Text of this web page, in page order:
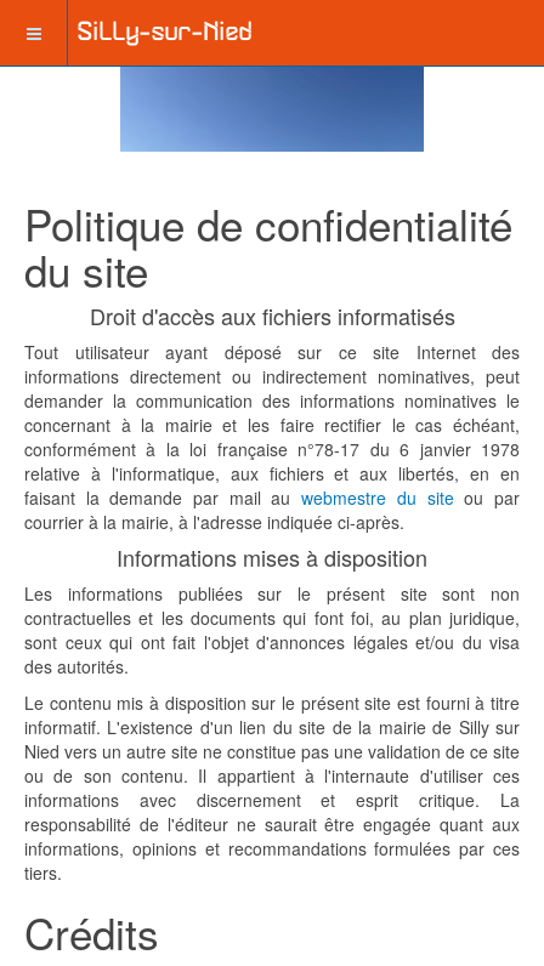
Politique de confidentialité
du site
Droit d'accès aux fichiers informatisés
Tout utilisateur ayant déposé sur ce site Internet des
informations directement ou indirectement nominatives, peut
demander la communication des informations nominatives le
concernant à la mairie et les faire rectifier le cas échéant,
conformément à la loi française n°78-17 du 6 janvier 1978
relative à l'informatique, aux fichiers et aux libertés, en en
faisant la demande par mail auwebmestre du siteou par
courrier à la mairie, à l'adresse indiquée ci-après.
Informations mises à disposition
Les informations publiées sur le présent site sont non
contractuelles et les documents qui font foi, au plan juridique,
sont ceux qui ont fait l'objet d'annonces légales et/ou du visa
des autorités.
Le contenu mis à disposition sur le présent site est fourni à titre
informatif. L'existence d'un lien du site de la mairie de Silly sur
Nied vers un autre site ne constitue pas une validation de ce site
ou de son contenu. Il appartient à l'internaute d'utiliser ces
informations avec discernement et esprit critique. La
responsabilité de l'éditeur ne saurait être engagée quant aux
informations, opinions et recommandations formulées par ces
tiers.
Crédits